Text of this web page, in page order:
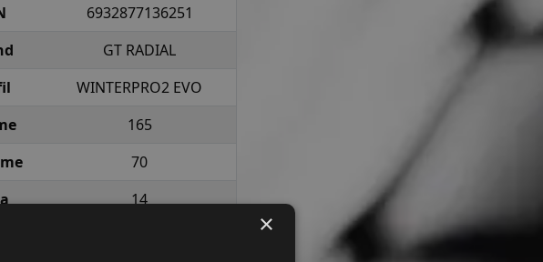
6932877136251
GT RADIAL
WINTERPRO2 EVO
165
70
14
×